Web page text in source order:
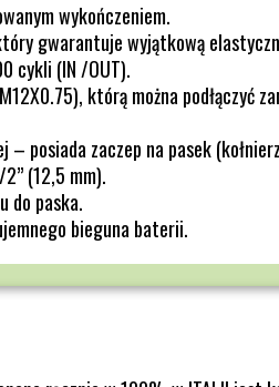
wykończeniem.
gwarantuje wyjątkową
cykli (IN /OUT).
którą można podłączyć
posiada zaczep na pasek
(12,5 mm).
do paska.
bieguna baterii.